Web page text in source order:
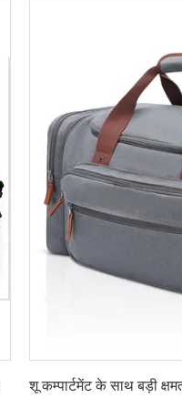
शू कम्पार्टमेंट के साथ बड़ी